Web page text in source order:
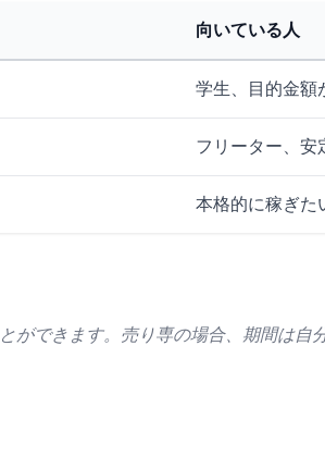
向いている人
学生、目的金額
フリーター、安
本格的に稼ぎた
できます。売り専の場合、期間は自